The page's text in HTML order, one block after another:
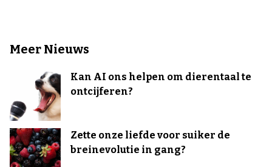
Meer Nieuws
Kan AI ons helpen om dierentaal te
ontcijferen?
Zette onze liefde voor suiker de
breinevolutie in gang?